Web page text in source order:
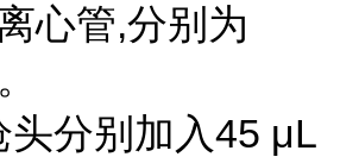
心管,分别为
头分别加入45 μL